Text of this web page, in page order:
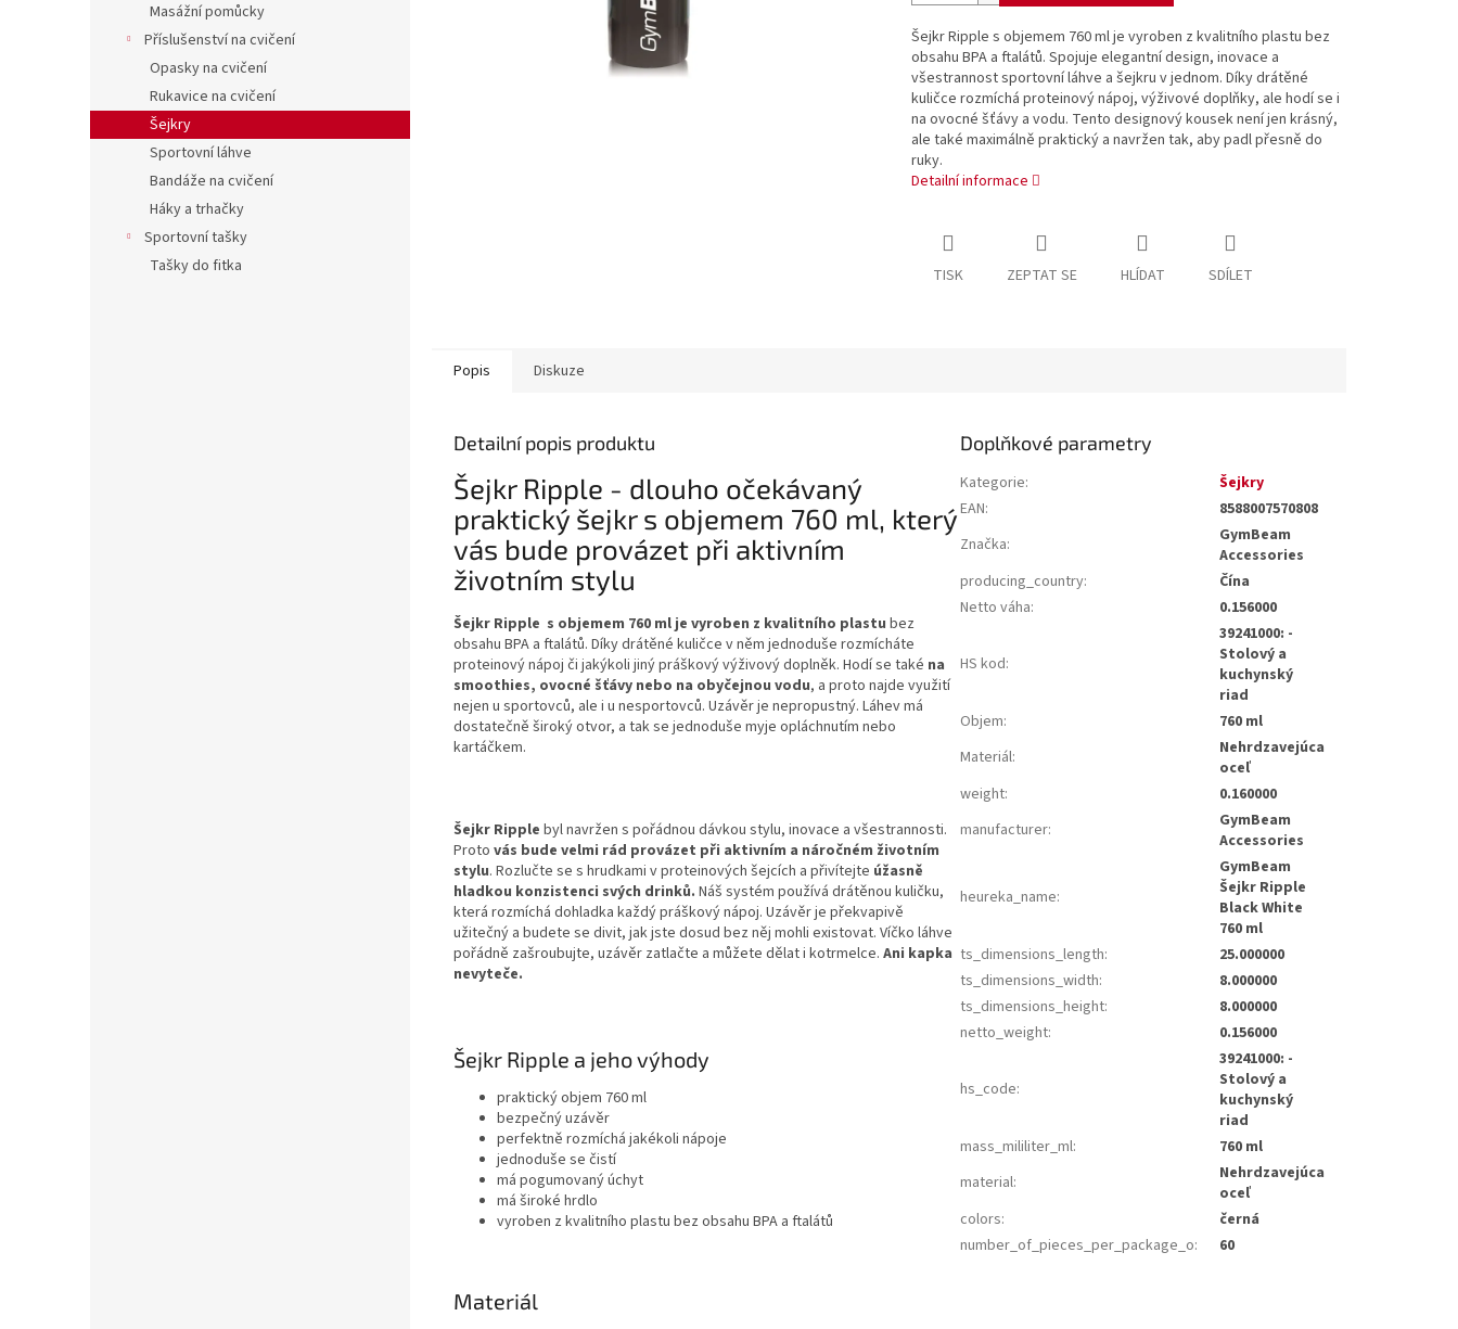
Masážní pomůcky
Příslušenství na cvičení
Opasky na cvičení
Rukavice na cvičení
Šejkry
Sportovní láhve
Bandáže na cvičení
Háky a trhačky
Sportovní tašky
Tašky do fitka
Šejkr Ripple s objemem 760 ml je vyroben z kvalitního plastu bez
obsahu BPA a ftalátů. Spojuje elegantní design, inovace a
všestrannost sportovní láhve a šejkru v jednom. Díky drátěné
kuličce rozmíchá proteinový nápoj, výživové doplňky, ale hodí se i
na ovocné šťávy a vodu. Tento designový kousek není jen krásný,
ale také maximálně praktický a navržen tak, aby padl přesně do
ruky.
Detailní informace
TISK ZEPTAT SE HLÍDAT SDÍLET
Popis Diskuze
Detailní popis produktu
Šejkr Ripple - dlouho očekávaný
praktický šejkr s objemem 760 ml, který
vás bude provázet při aktivním
životním stylu
Šejkr Ripple s objemem 760 ml je vyroben z kvalitního plastu bez
obsahu BPA a ftalátů. Díky drátěné kuličce v něm jednoduše rozmícháte
proteinový nápoj či jakýkoli jiný práškový výživový doplněk. Hodí se také na
smoothies, ovocné šťávy nebo na obyčejnou vodu, a proto najde využití
nejen u sportovců, ale i u nesportovců. Uzávěr je nepropustný. Láhev má
dostatečně široký otvor, a tak se jednoduše myje opláchnutím nebo
kartáčkem.
Šejkr Ripple byl navržen s pořádnou dávkou stylu, inovace a všestrannosti.
Proto vás bude velmi rád provázet při aktivním a náročném životním
stylu. Rozlučte se s hrudkami v proteinových šejcích a přivítejte úžasně
hladkou konzistenci svých drinků. Náš systém používá drátěnou kuličku,
která rozmíchá dohladka každý práškový nápoj. Uzávěr je překvapivě
užitečný a budete se divit, jak jste dosud bez něj mohli existovat. Víčko láhve
pořádně zašroubujte, uzávěr zatlačte a můžete dělat i kotrmelce. Ani kapka
nevyteče.
Šejkr Ripple a jeho výhody
praktický objem 760 ml
bezpečný uzávěr
perfektně rozmíchá jakékoli nápoje
jednoduše se čistí
má pogumovaný úchyt
má široké hrdlo
vyroben z kvalitního plastu bez obsahu BPA a ftalátů
Materiál
Doplňkové parametry
Kategorie:
Šejkry
EAN:
8588007570808
Značka:
GymBeam
Accessories
producing_country:
Čína
Netto váha: 0.156000
HS kod:
39241000: -
Stolový a
kuchynský
riad
Objem:
760 ml
Materiál:
Nehrdzavejúca
oceľ
weight:
0.160000
manufacturer:
GymBeam
Accessories
heureka_name:
GymBeam
Šejkr Ripple
Black White
760 ml
ts_dimensions_length:
25.000000
ts_dimensions_width:
8.000000
ts_dimensions_height:
8.000000
netto_weight: 0.156000
hs_code:
39241000: -
Stolový a
kuchynský
riad
mass_mililiter_ml:
760 ml
material:
Nehrdzavejúca
oceľ
colors:
černá
number_of_pieces_per_package_o: 60